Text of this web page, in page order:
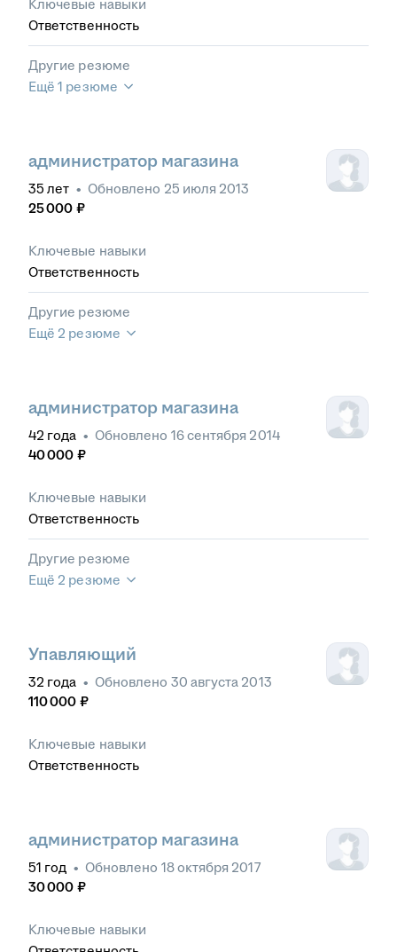
Ключевые навыки
Ответственность
Другие резюме
Ещё 1 резюме
администратор магазина
35 лет • Обновлено 25 июля 2013
25 000 ₽
Ключевые навыки
Ответственность
Другие резюме
Ещё 2 резюме
администратор магазина
42 года • Обновлено 16 сентября 2014
40 000 ₽
Ключевые навыки
Ответственность
Другие резюме
Ещё 2 резюме
Упавляющий
32 года • Обновлено 30 августа 2013
110 000 ₽
Ключевые навыки
Ответственность
администратор магазина
51 год • Обновлено 18 октября 2017
30 000 ₽
Ключевые навыки